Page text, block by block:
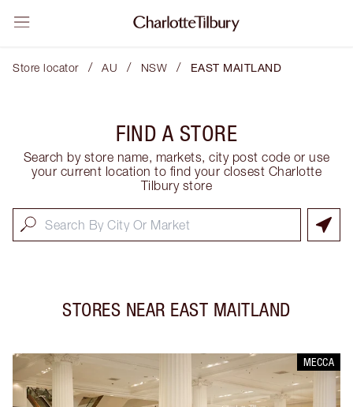
Store locator / AU / NSW / EAST MAITLAND
FIND A STORE
Search by store name, markets, city post code or use
your current location to find your closest Charlotte
Tilbury store
STORES NEAR EAST MAITLAND
MECCA